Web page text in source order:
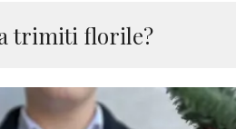
trimiti florile?